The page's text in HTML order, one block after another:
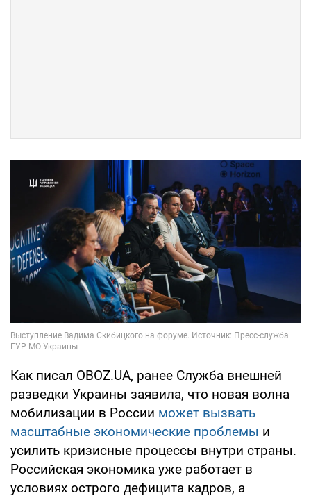
Как писал OBOZ.UA, ранее Служба внешней
разведки Украины заявила, что новая волна
мобилизации в России может вызвать
масштабные экономические проблемы и
усилить кризисные процессы внутри страны.
Российская экономика уже работает в
условиях острого дефицита кадров, а